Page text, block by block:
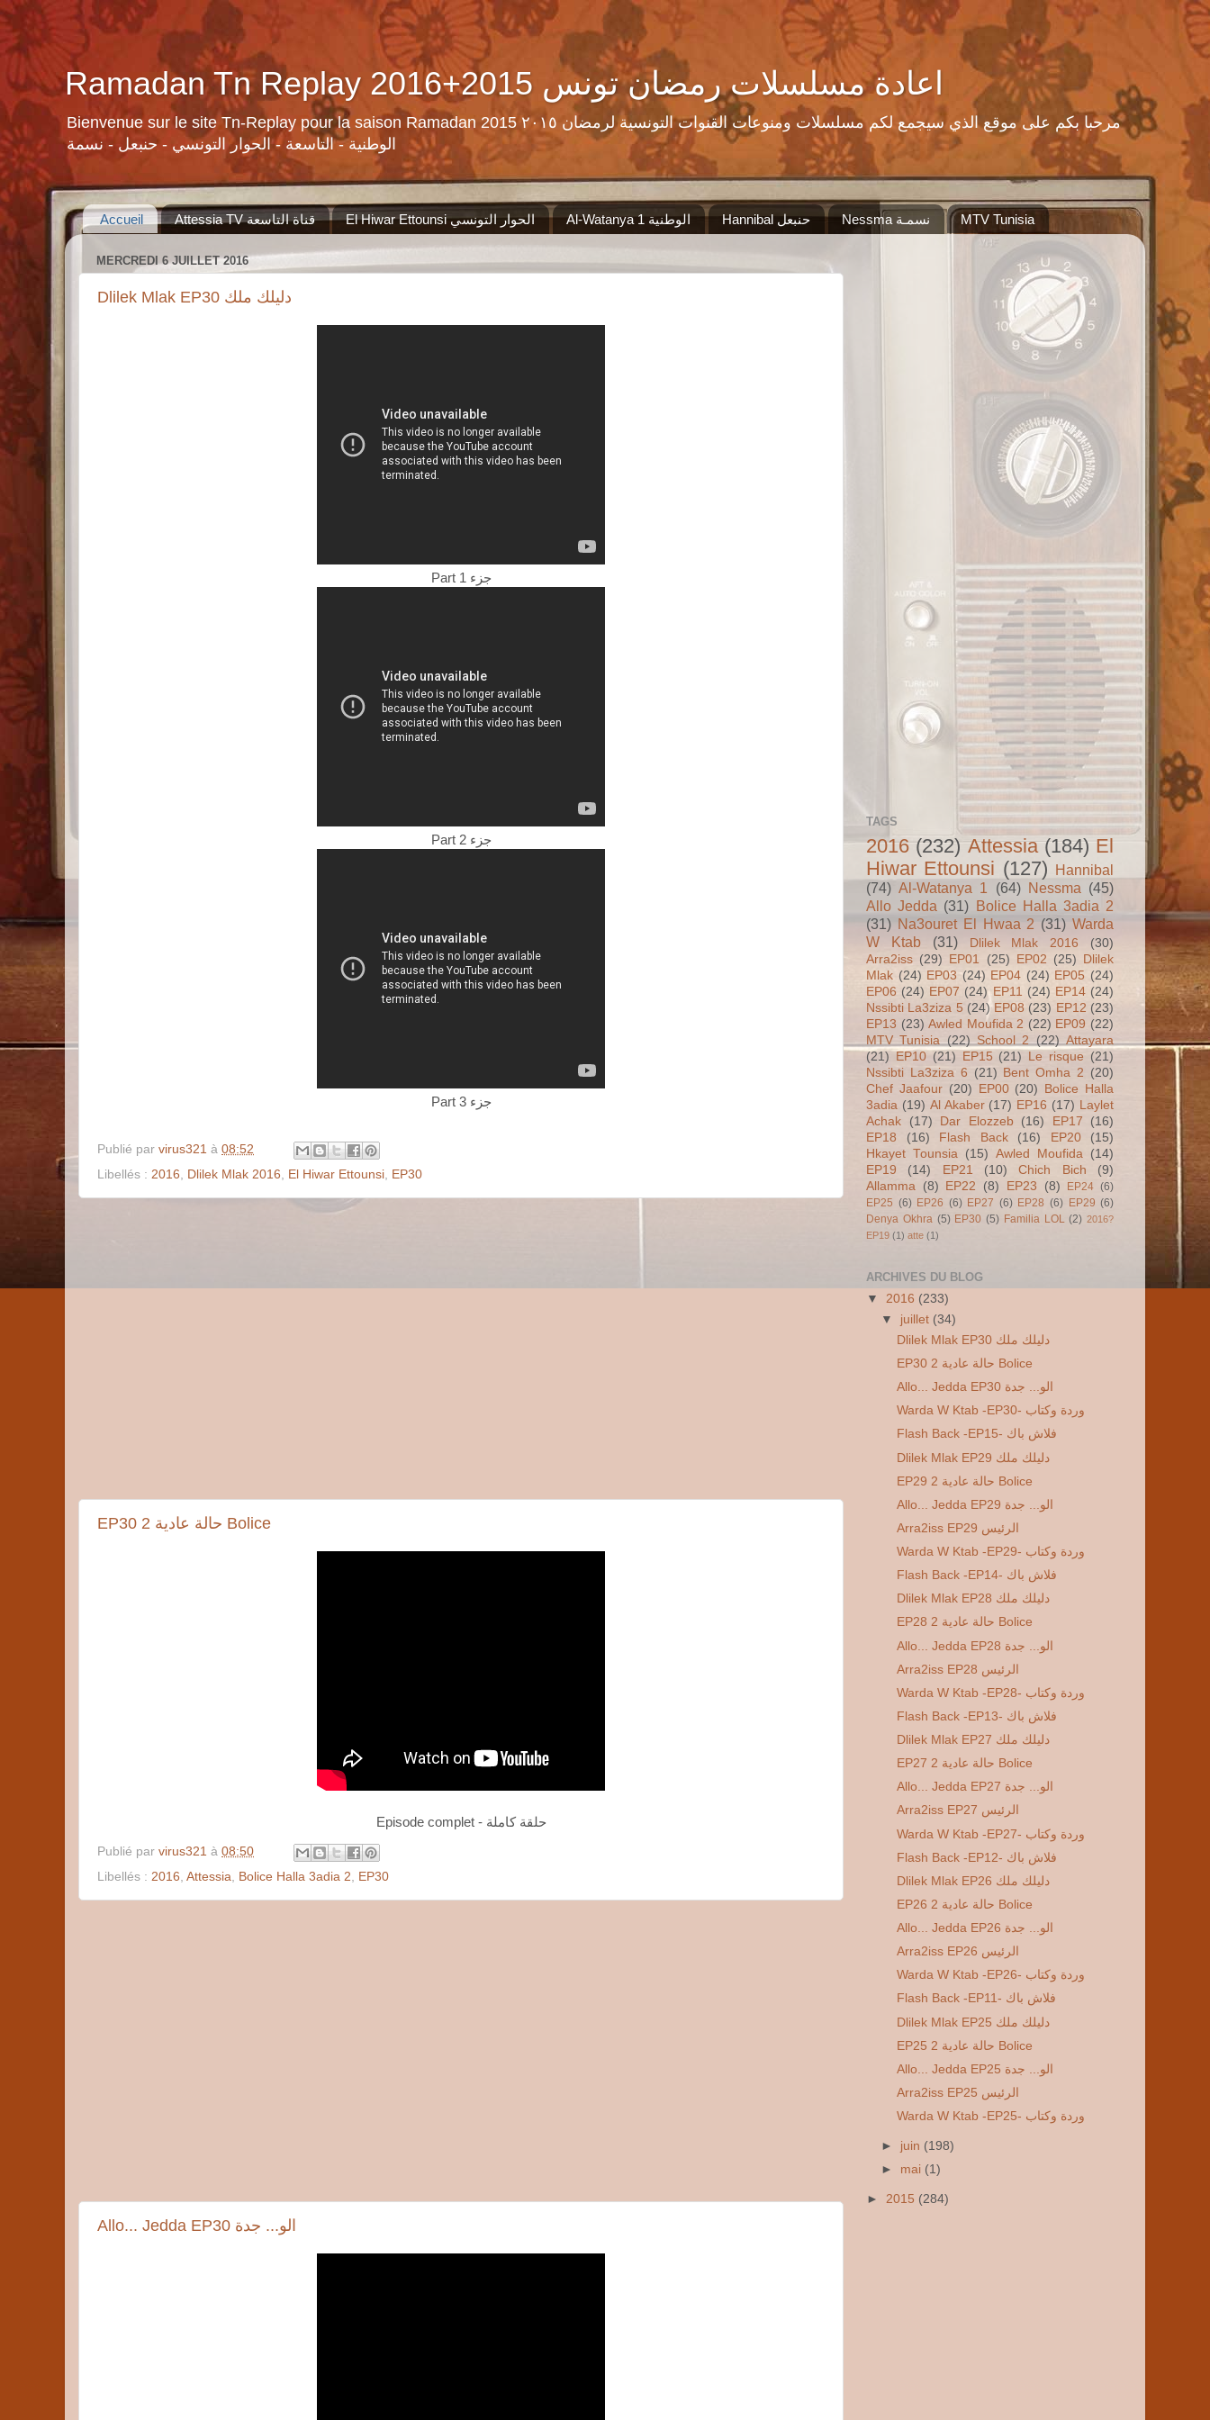
Ramadan Tn Replay 2016+2015 اعادة مسلسلات رمضان تونس
Bienvenue sur le site Tn-Replay pour la saison Ramadan 2015 مرحبا بكم على موقع الذي سيجمع لكم مسلسلات ومنوعات القنوات التونسية لرمضان ٢٠١٥
الوطنية - التاسعة - الحوار التونسي - حنبعل - نسمة
Accueil Attessia TV قناة التاسعة El Hiwar Ettounsi الحوار التونسي Al-Watanya 1 الوطنية Hannibal حنبعل‬ MTV Tunisia
MERCREDI 6 JUILLET 2016
Dlilek Mlak EP30 دليلك ملك
Part 1 جزء
Part 2 جزء
Part 3 جزء
Publié par virus321 à 08:52
Libellés : 2016 Dlilek Mlak 2016 El Hiwar Ettounsi EP30
EP30 2 حالة عادية Bolice
Episode complet - حلقة كاملة
Publié par virus321 à 08:50
Libellés : 2016 Attessia Bolice Halla 3adia 2 EP30
Allo... Jedda EP30 الو... جدة
TAGS
2016 (232) Attessia (184) El
Hiwar Ettounsi (127) Hannibal
(74) Al-Watanya 1 (64) Nessma (45)
Allo Jedda (31) Bolice Halla 3adia 2
(31) Na3ouret El Hwaa 2 (31) Warda
W Ktab
(31) Dlilek Mlak 2016
(30)
Arra2iss (29) EP01 (25) EP02 (25) Dlilek
Mlak (24) EP03 (24) EP04 (24) EP05 (24)
EP06 (24) EP07 (24) EP11 (24) EP14 (24)
Nssibti La3ziza 5 (24) EP08 (23) EP12 (23)
EP13 (23) Awled Moufida 2 (22) EP09 (22)
MTV Tunisia (22) School 2 (22) Attayara
(21) EP10 (21) EP15 (21) Le risque (21)
Nssibti La3ziza 6 (21) Bent Omha 2 (20)
Chef Jaafour (20) EP00 (20) Bolice Halla
3adia (19) Al Akaber (17) EP16 (17) Laylet
Achak
(17) Dar Elozzeb (16) EP17
(16)
EP18
(16) Flash Back (16) EP20
(15)
Hkayet Tounsia
(15) Awled Moufida
(14)
EP19
(14) EP21 (10) Chich Bich
(9)
Allamma
(8) EP22 (8) EP23 (8) EP24 (6)
EP25 (6) EP26 (6) EP27 (6) EP28 (6) EP29 (6)
Denya Okhra (5) EP30 (5) Familia LOL (2) 2016?
EP19 (1) atte (1)
ARCHIVES DU BLOG
▼ 2016 (233)
▼ juillet (34)
Dlilek Mlak EP30 دليلك ملك
EP30 2 حالة عادية Bolice
Allo... Jedda EP30 الو... جدة
Warda W Ktab -EP30- وردة وكتاب
Flash Back -EP15- فلاش باك
Dlilek Mlak EP29 دليلك ملك
EP29 2 حالة عادية Bolice
Allo... Jedda EP29 الو... جدة
Arra2iss EP29 الرئيس
Warda W Ktab -EP29- وردة وكتاب
Flash Back -EP14- فلاش باك
Dlilek Mlak EP28 دليلك ملك
EP28 2 حالة عادية Bolice
Allo... Jedda EP28 الو... جدة
Arra2iss EP28 الرئيس
Warda W Ktab -EP28- وردة وكتاب
Flash Back -EP13- فلاش باك
Dlilek Mlak EP27 دليلك ملك
EP27 2 حالة عادية Bolice
Allo... Jedda EP27 الو... جدة
Arra2iss EP27 الرئيس
Warda W Ktab -EP27- وردة وكتاب
Flash Back -EP12- فلاش باك
Dlilek Mlak EP26 دليلك ملك
EP26 2 حالة عادية Bolice
Allo... Jedda EP26 الو... جدة
Arra2iss EP26 الرئيس
Warda W Ktab -EP26- وردة وكتاب
Flash Back -EP11- فلاش باك
Dlilek Mlak EP25 دليلك ملك
EP25 2 حالة عادية Bolice
Allo... Jedda EP25 الو... جدة
Arra2iss EP25 الرئيس
Warda W Ktab -EP25- وردة وكتاب
► juin (198)
► mai (1)
► 2015 (284)